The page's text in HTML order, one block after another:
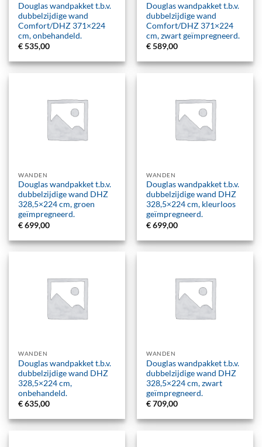
Douglas wandpakket t.b.v.
dubbelzijdige wand
Comfort/DHZ 371×224
cm, onbehandeld.
€535,00
Douglas wandpakket t.b.v.
dubbelzijdige wand
Comfort/DHZ 371×224
cm, zwart geïmpregneerd.
€589,00
WANDEN
Douglas wandpakket t.b.v.
dubbelzijdige wand DHZ
328,5×224 cm, groen
geïmpregneerd.
€699,00
WANDEN
Douglas wandpakket t.b.v.
dubbelzijdige wand DHZ
328,5×224 cm, kleurloos
geïmpregneerd.
€699,00
WANDEN
Douglas wandpakket t.b.v.
dubbelzijdige wand DHZ
328,5×224 cm,
onbehandeld.
€635,00
WANDEN
Douglas wandpakket t.b.v.
dubbelzijdige wand DHZ
328,5×224 cm, zwart
geïmpregneerd.
€709,00